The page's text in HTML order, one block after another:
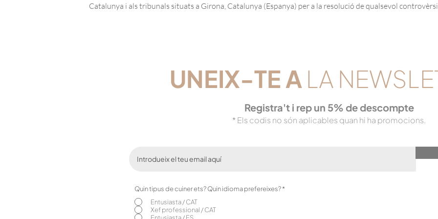
Catalunya i als tribunals situats a Girona, Catalunya (Espanya) per a la resolució de qualsevol
UNEIX-TEA LA
Registra't i rep un 5% de descompte
* Els codis no són aplicables quan hi ha promocions.
Quin tipus de cuiner ets? Quin idioma prefereixes?*
Entusiasta / CAT
Xef professional / CAT
Entusiasta / ES